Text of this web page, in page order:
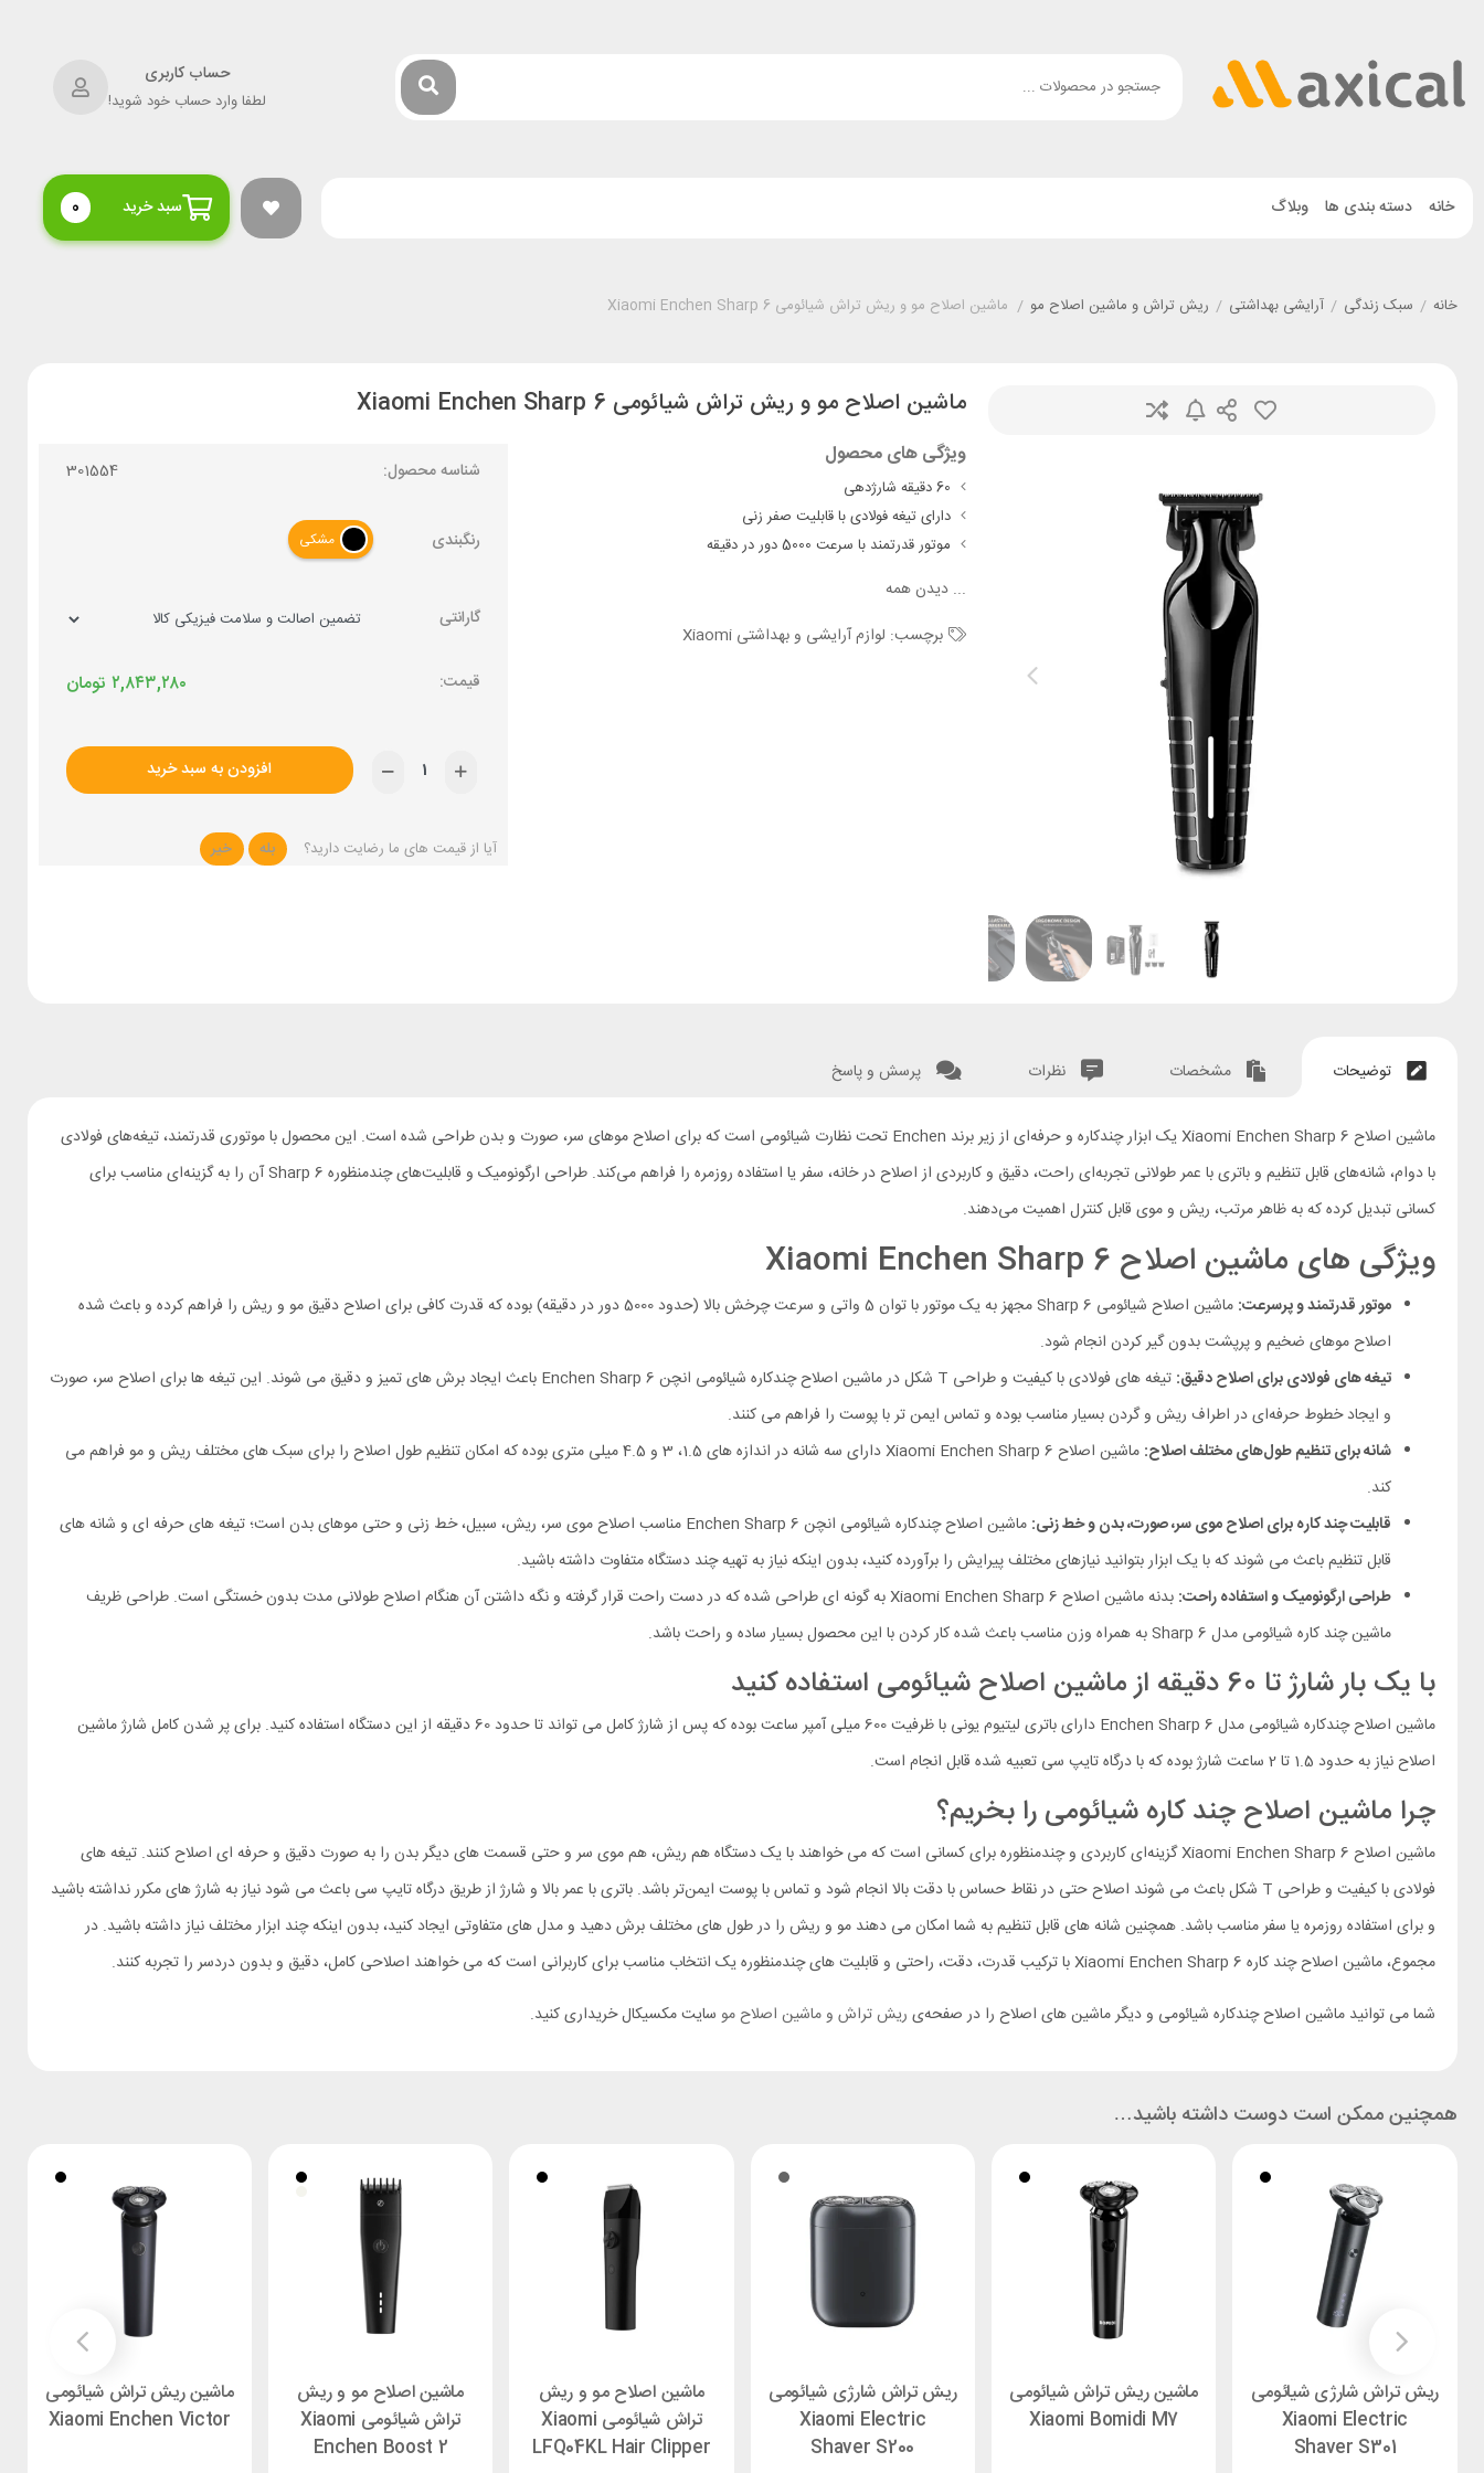
حساب کاربری
لطفا وارد حساب خود شوید!
خانه دسته بندی ها وبلاگ سبد خرید 0
خانه / سبک زندگی / آرایشی بهداشتی / ریش تراش و ماشین اصلاح مو / ماشین اصلاح مو و ریش تراش شیائومی Xiaomi Enchen Sharp 6
ماشین اصلاح مو و ریش تراش شیائومی Xiaomi Enchen Sharp 6
ویژگی های محصول
دارای تیغه فولادی با قابلیت صفر زنی
موتور قدرتمند با سرعت 5000 دور در دقیقه
...دیدن همه
برچسب: لوازم آرایشی و بهداشتی Xiaomi
شناسه محصول: 301554
رنگبندی مشکی
گارانتی
تومان ۲,۸۴۳,۲۸۰
افزودن به سبد خرید
آیا از قیمت های ما رضایت دارید؟ بله خیر
توضیحات مشخصات نظرات پرسش و پاسخ
ماشین اصلاح Xiaomi Enchen Sharp 6 یک ابزار چندکاره و حرفه‌ای از زیر‌ برند Enchen تحت نظارت شیائومی است که برای اصلاح موهای سر، صورت و بدن طراحی شده است. این محصول با موتوری قدرتمند، تیغه‌های فولادی
با دوام، شانه‌های قابل تنظیم و باتری با عمر طولانی تجربه‌ای راحت، دقیق و کاربردی از اصلاح در خانه، سفر یا استفاده روزمره را فراهم می‌کند. طراحی ارگونومیک و قابلیت‌های چندمنظوره Sharp 6 آن را به گزینه‌ای مناسب برای
کسانی تبدیل کرده که به ظاهر مرتب، ریش و موی قابل‌ کنترل اهمیت می‌دهند.
ویژگی های ماشین اصلاح Xiaomi Enchen Sharp 6
موتور قدرتمند و پر‌سرعت:
ماشین اصلاح شیائومی Sharp 6 مجهز به یک موتور با توان 5 واتی و سرعت چرخش بالا (حدود 5000 دور در دقیقه) بوده که قدرت کافی برای اصلاح دقیق مو و ریش را فراهم کرده و باعث شده
اصلاح موهای ضخیم و پر‌پشت بدون گیر کردن انجام شود.
تیغه‌ های فولادی برای اصلاح دقیق:
تیغه‌ های فولادی با کیفیت و طراحی T شکل در ماشین اصلاح چندکاره شیائومی انچن Enchen Sharp 6 باعث ایجاد برش‌ های تمیز و دقیق می‌ شوند. این تیغه‌ ها برای اصلاح سر، صورت
و ایجاد خطوط حرفه‌ای در اطراف ریش و گردن بسیار مناسب بوده و تماس ایمن‌ تر با پوست را فراهم می‌ کنند.
شانه‌ برای تنظیم طول‌های مختلف اصلاح:
ماشین اصلاح Xiaomi Enchen Sharp 6 دارای سه شانه در اندازه‌ های 1.5، 3 و 4.5 میلی متری بوده که امکان تنظیم طول اصلاح را برای سبک‌ های مختلف ریش و مو فراهم می‌
کند.
قابلیت چند کاره برای اصلاح موی سر، صورت، بدن و خط زنی:
ماشین اصلاح چندکاره شیائومی انچن Enchen Sharp 6 مناسب اصلاح موی سر، ریش، سبیل، خط‌ زنی و حتی موهای بدن است؛ تیغه‌ های حرفه‌ ای و شانه‌ های
قابل‌ تنظیم باعث می‌ شوند که با یک ابزار بتوانید نیازهای مختلف پیرایش را برآورده کنید، بدون اینکه نیاز به تهیه چند دستگاه متفاوت داشته باشید.
طراحی ارگونومیک و استفاده راحت:
بدنه ماشین اصلاح Xiaomi Enchen Sharp 6 به‌ گونه‌ ای طراحی شده که در دست راحت قرار گرفته و نگه‌ داشتن آن هنگام اصلاح طولانی‌ مدت بدون خستگی است. طراحی ظریف
ماشین چند کاره شیائومی مدل Sharp 6 به‌ همراه وزن مناسب باعث شده کار کردن با این محصول بسیار ساده و راحت باشد.
با یک بار شارژ تا 60 دقیقه از ماشین اصلاح شیائومی استفاده کنید
ماشین اصلاح چندکاره شیائومی مدل Enchen Sharp 6 دارای باتری لیتیوم‌ یونی با ظرفیت 600 میلی آمپر ساعت بوده که پس از شارژ کامل می‌ تواند تا حدود 60 دقیقه از این دستگاه استفاده کنید. برای پر شدن کامل شارژ ماشین
اصلاح نیاز به حدود 1.5 تا 2 ساعت شارژ بوده که با درگاه تایپ سی تعبیه شده قابل انجام است.
چرا ماشین اصلاح چند کاره شیائومی را بخریم؟
ماشین اصلاح Xiaomi Enchen Sharp 6 گزینه‌ای کاربردی و چندمنظوره برای کسانی است که می‌ خواهند با یک دستگاه هم ریش، هم موی سر و حتی قسمت‌ های دیگر بدن را به‌ صورت دقیق و حرفه‌ ای اصلاح کنند. تیغه‌ های
فولادی با کیفیت و طراحی T شکل باعث می‌ شوند اصلاح حتی در نقاط حساس با دقت بالا انجام شود و تماس با پوست ایمن‌تر باشد. باتری با عمر بالا و شارژ از طریق درگاه تایپ سی باعث می‌ شود نیاز به شارژ‌ های مکرر نداشته باشید
و برای استفاده‌ روزمره یا سفر مناسب باشد. همچنین شانه‌ های قابل‌ تنظیم به شما امکان می‌ دهند مو و ریش را در طول‌ های مختلف برش دهید و مدل‌ های متفاوتی ایجاد کنید، بدون اینکه چند ابزار مختلف نیاز داشته باشید. در
مجموع، ماشین اصلاح چند کاره Xiaomi Enchen Sharp 6 با ترکیب قدرت، دقت، راحتی و قابلیت‌ های چندمنظوره یک انتخاب مناسب برای کاربرانی است که می‌ خواهند اصلاحی کامل، دقیق و بدون دردسر را تجربه کنند.
شما می توانید ماشین اصلاح چندکاره شیائومی و دیگر ماشین های اصلاح را در صفحه‌ی ریش تراش و ماشین اصلاح مو سایت مکسیکال خریداری کنید.
همچنین ممکن است دوست داشته باشید…
ریش تراش شارژی شیائومی
Xiaomi Electric
Shaver S301
ماشین ریش تراش شیائومی
Xiaomi Bomidi M7
ریش تراش شارژی شیائومی
Xiaomi Electric
Shaver S200
ماشین اصلاح مو و ریش
تراش شیائومی Xiaomi
LFQ04KL Hair Clipper
ماشین اصلاح مو و ریش
تراش شیائومی Xiaomi
Enchen Boost 2
ماشین ریش تراش شیائومی
Xiaomi Enchen Victor